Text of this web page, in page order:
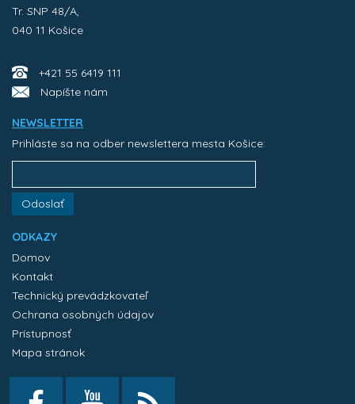
Tr. SNP 48/A,
040 11 Košice
+421 55 6419 111
Napíšte nám
NEWSLETTER
Prihláste sa na odber newslettera mesta Košice:
Odoslať
ODKAZY
Domov
Kontakt
Technický prevádzkovateľ
Ochrana osobných údajov
Prístupnosť
Mapa stránok